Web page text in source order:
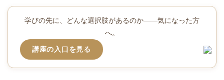
学びの先に、どんな選択肢があるのか――気になった方
へ。
講座の入口を見る